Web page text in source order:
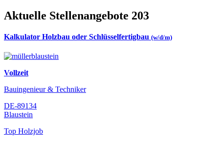
Aktuelle Stellenangebote 203
Kalkulator Holzbau oder Schlüsselfertigbau (w/d/m)
Vollzeit
Bauingenieur & Techniker
DE-89134
Blaustein
Top Holzjob